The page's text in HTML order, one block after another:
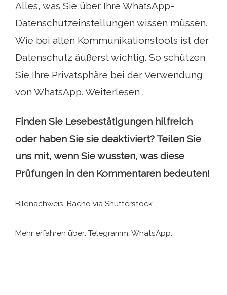
Alles, was Sie über Ihre WhatsApp-
Datenschutzeinstellungen wissen müssen.
Wie bei allen Kommunikationstools ist der
Datenschutz äußerst wichtig. So schützen
Sie Ihre Privatsphäre bei der Verwendung
von WhatsApp. Weiterlesen .
Finden Sie Lesebestätigungen hilfreich
oder haben Sie sie deaktiviert? Teilen Sie
uns mit, wenn Sie wussten, was diese
Prüfungen in den Kommentaren bedeuten!
Bildnachweis: Bacho via Shutterstock
Mehr erfahren über: Telegramm, WhatsApp.